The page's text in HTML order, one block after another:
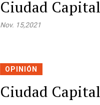
Ciudad Capital
Nov. 15,2021
OPINIÓN
Ciudad Capital